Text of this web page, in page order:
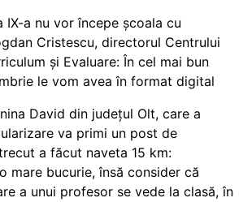
IX-a nu vor începe școala cu
Cristescu, directorul Centrului
și Evaluare: În cel mai bun
le vom avea în format digital
David din județul Olt, care a
va primi un post de
a făcut naveta 15 km:
mare bucurie, însă consider că
a unui profesor se vede la clasă, în